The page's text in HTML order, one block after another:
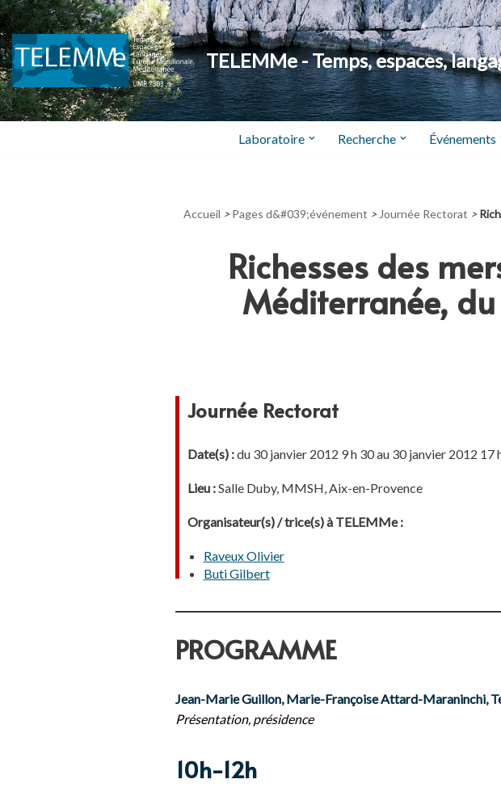
Aller
au
contenu
TELEMMe - Temps, espaces,
Laboratoire Recherche Événements
Accueil > Pages d&#039;événement > Journée Rectorat >
Richesses des
Méditerranée,
Journée Rectorat
Date(s) :du 30 janvier 2012 9 h 30 au 30 janvier 2012 17
Lieu :Salle Duby, MMSH, Aix-en-Provence
Organisateur(s) / trice(s) à TELEMMe :
Raveux Olivier
Buti Gilbert
PROGRAMME
Jean-Marie Guillon, Marie-Françoise Attard-Maraninchi,
Présentation, présidence
10h-12h